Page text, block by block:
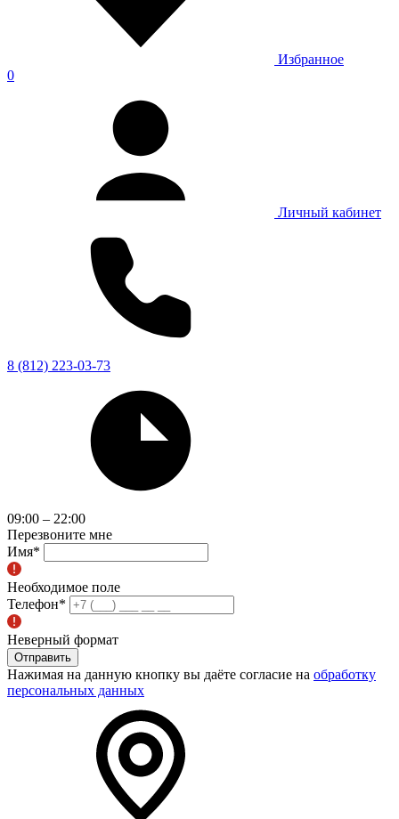
Избранное
0
Личный кабинет
8 (812) 223-03-73
09:00 – 22:00
Перезвоните мне
Имя*
Необходимое поле
Телефон*
Неверный формат
Отправить
Нажимая на данную кнопку вы даёте согласие на обработку
персональных данных